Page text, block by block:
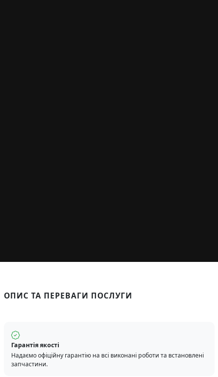
ОПИС ТА ПЕРЕВАГИ ПОСЛУГИ
Гарантія якості
Надаємо офіційну гарантію на всі виконані роботи та встановлені
запчастини.